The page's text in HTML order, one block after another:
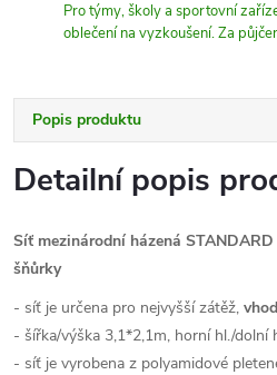
Pro týmy, školy a sportovní
oblečení na vyzkoušení. Za
Popis produktu
Detailní popis
Síť mezinárodní házená
šňůrky
- síť je určena pro nejvyšší zátěž,
- šířka/výška 3,1*2,1m, horní hl./dolní
- síť je vyrobena z polyamidové